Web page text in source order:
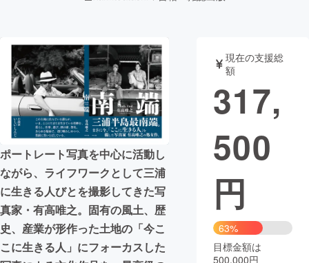
テクノロジー・ガジェット
映像・映画 書籍・雑誌
ビジネス・起業 チャレンジ
まちづくり・地域活性化
CAMPFIRE for Social Good
CAMPFIRE Creation
CAMPFIREふるさと納税machi-ya コミュニティ
ポートレート写真を中心に活動し
ながら、ライフワークとして三浦
に生きる人びとを撮影してきた写
真家・有高唯之。固有の風土、歴
史、産業が形作った土地の「今こ
こに生きる人」にフォーカスした
現在の支援総
額
317,
500
円
63%
目標金額は
500,000円